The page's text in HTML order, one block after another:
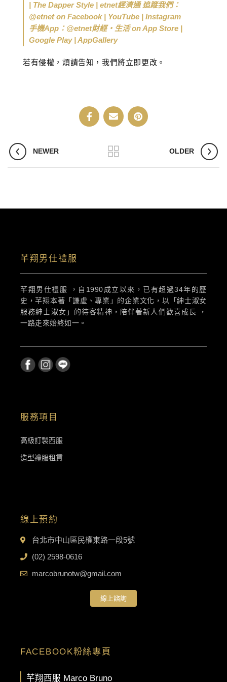
| The Dapper Style | etnet經濟通 追蹤我們：
@etnet on Facebook | YouTube | Instagram
手機App：@etnet財經‧生活 on App Store |
Google Play | AppGallery
若有侵權，煩請告知，我們將立即更改。
NEWER OLDER
芊翔男仕禮服
芊翔男仕禮服 ，自1990成立以來，已有超過34年的歷
史，芊翔本著「謙虛、專業」的企業文化，以「紳士淑女
服務紳士淑女」的待客精神，陪伴著新人們歡喜成長 ，
一路走來始終如一。
服務項目
高級訂製西服
造型禮服租賃
線上預約
台北市中山區民權東路一段5號
(02) 2598-0616
marcobrunotw@gmail.com
線上諮詢
FACEBOOK粉絲專頁
芊翔西服 Marco Bruno